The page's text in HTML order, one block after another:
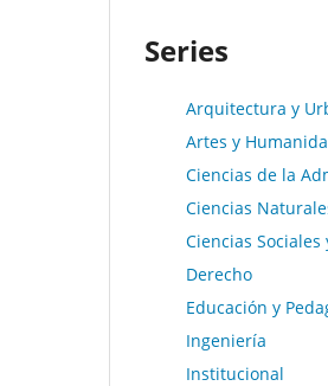
Series
Arquitectura y
Artes y
Ciencias de la
Ciencias
Ciencias Sociales
Derecho
Educación y
Ingeniería
Institucional